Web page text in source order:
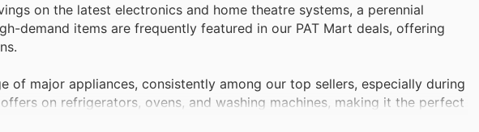
on the latest electronics and home theatre systems, a perennial
demand items are frequently featured in our PAT Mart deals, offering
of major appliances, consistently among our top sellers, especially during
on refrigerators, ovens, and washing machines, making it the perfect